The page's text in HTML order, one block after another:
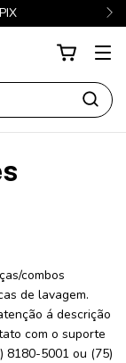
combos
de lavagem.
á descrição
com o suporte
8180-5001 ou (75)